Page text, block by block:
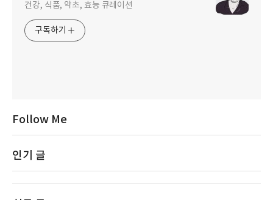
건강, 식품, 약초, 효능 큐레이션
구독하기
Follow Me
인기 글